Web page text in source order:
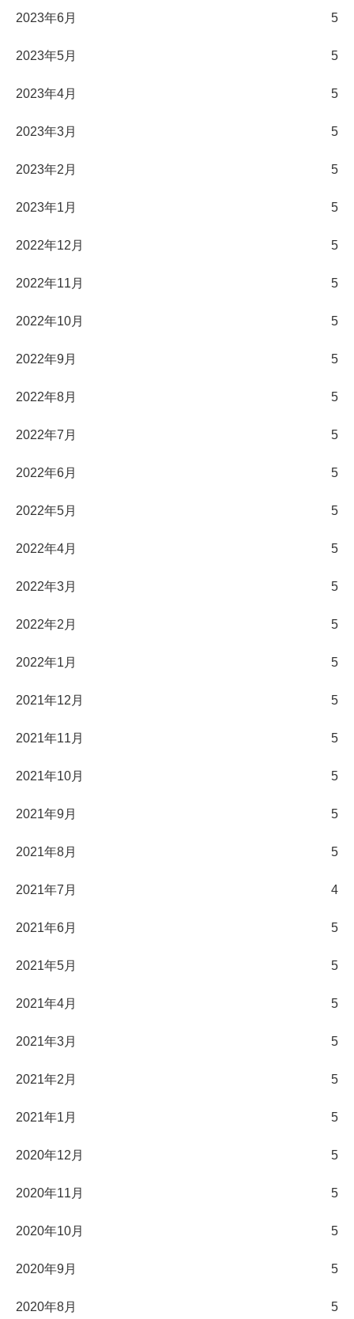
2023年6月 5
2023年5月 5
2023年4月 5
2023年3月 5
2023年2月 5
2023年1月 5
2022年12月 5
2022年11月 5
2022年10月 5
2022年9月 5
2022年8月 5
2022年7月 5
2022年6月 5
2022年5月 5
2022年4月 5
2022年3月 5
2022年2月 5
2022年1月 5
2021年12月 5
2021年11月 5
2021年10月 5
2021年9月 5
2021年8月 5
2021年7月 4
2021年6月 5
2021年5月 5
2021年4月 5
2021年3月 5
2021年2月 5
2021年1月 5
2020年12月 5
2020年11月 5
2020年10月 5
2020年9月 5
2020年8月 5